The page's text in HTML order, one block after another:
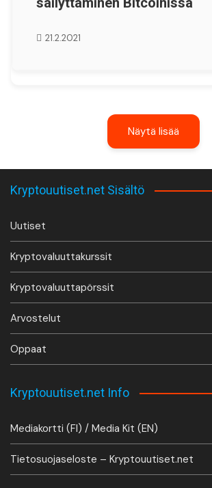
21.2.2021
Näytä lisää
Kryptouutiset.net Sisältö
Uutiset
Kryptovaluuttakurssit
Kryptovaluuttapörssit
Arvostelut
Oppaat
Kryptouutiset.net Info
Mediakortti (FI) / Media Kit (EN)
Tietosuojaseloste – Kryptouutiset.net